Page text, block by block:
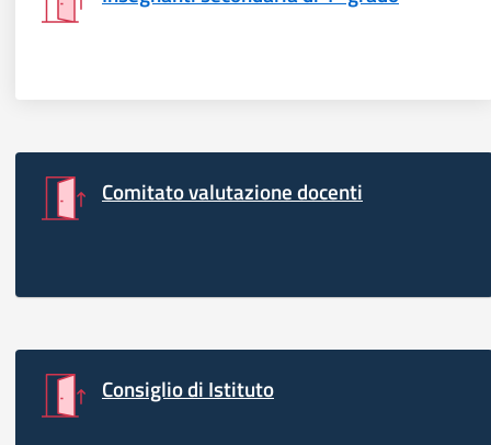
Comitato valutazione docenti
Consiglio di Istituto